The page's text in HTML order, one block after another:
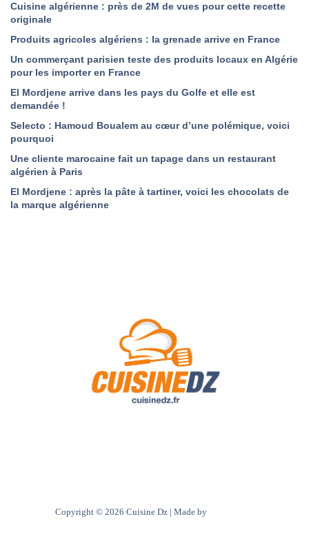
Cuisine algérienne : près de 2M de vues pour cette recette
originale
Produits agricoles algériens : la grenade arrive en France
Un commerçant parisien teste des produits locaux en Algérie
pour les importer en France
El Mordjene arrive dans les pays du Golfe et elle est
demandée !
Selecto : Hamoud Boualem au cœur d’une polémique, voici
pourquoi
Une cliente marocaine fait un tapage dans un restaurant
algérien à Paris
El Mordjene : après la pâte à tartiner, voici les chocolats de
la marque algérienne
Copyright © 2026 Cuisine Dz | Made by